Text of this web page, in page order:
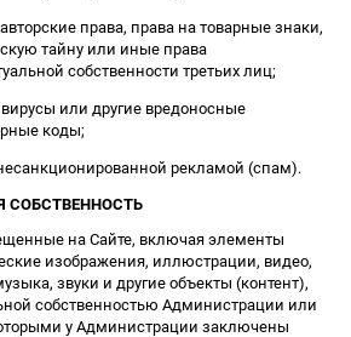
права, права на товарные знаки,
тайну или иные права
собственности третьих лиц;
или другие вредоносные
коды;
рекламой (спам).
СОБСТВЕННОСТЬ
на Сайте, включая элементы
изображения, иллюстрации, видео,
звуки и другие объекты (контент),
собственностью Администрации или
у Администрации заключены